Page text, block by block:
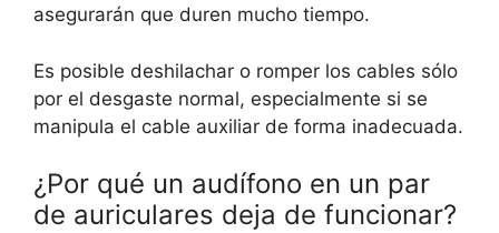
asegurarán que duren mucho tiempo.
Es posible deshilachar o romper los cables sólo
por el desgaste normal, especialmente si se
manipula el cable auxiliar de forma inadecuada.
¿Por qué un audífono en un par
de auriculares deja de funcionar?